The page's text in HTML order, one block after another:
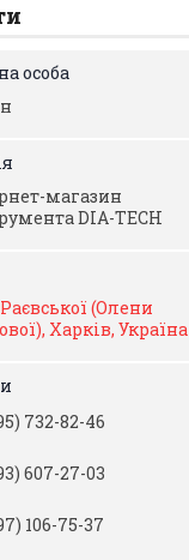
магазин
DIA-TECH
(Олени
Харків, Україна
732-82-46
607-27-03
106-75-37